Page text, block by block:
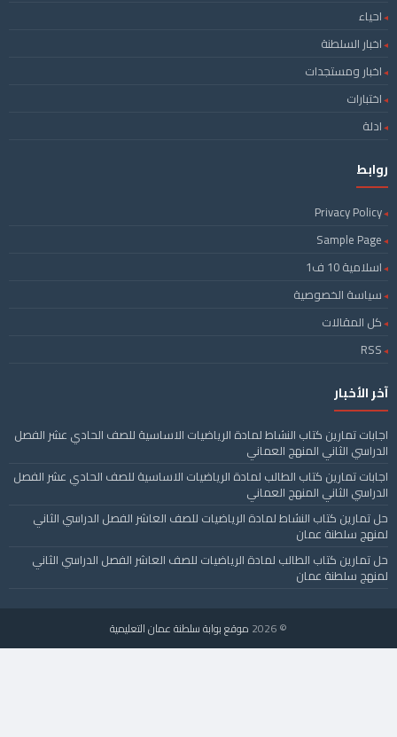
احياء
اخبار السلطنة
اخبار ومستجدات
اختبارات
ادلة
روابط
Privacy Policy
Sample Page
اسلامية 10 ف1
سياسة الخصوصية
كل المقالات
RSS
آخر الأخبار
اجابات تمارين كتاب النشاط لمادة الرياضيات الاساسية للصف الحادي عشر الفصل
الدراسي الثاني المنهج العماني
اجابات تمارين كتاب الطالب لمادة الرياضيات الاساسية للصف الحادي عشر الفصل
الدراسي الثاني المنهج العماني
حل تمارين كتاب النشاط لمادة الرياضيات للصف العاشر الفصل الدراسي الثاني
لمنهج سلطنة عمان
حل تمارين كتاب الطالب لمادة الرياضيات للصف العاشر الفصل الدراسي الثاني
لمنهج سلطنة عمان
© 2026 موقع بوابة سلطنة عمان التعليمية